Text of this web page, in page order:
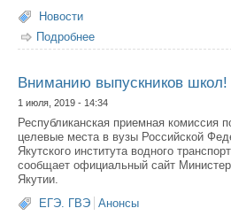
Новости
Подробнее
предварительных
Вниманию выпускников школ!
1 июля, 2019 - 14:34
Республиканская приемная комиссия
целевые места в вузы Российской
Якутского института водного
сообщает официальный сайт
Якутии.
ЕГЭ. ГВЭ Анонсы